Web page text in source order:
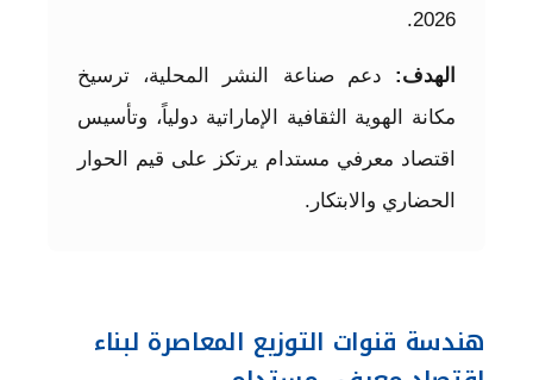
2026.
الهدف: دعم صناعة النشر المحلية، ترسيخ
مكانة الهوية الثقافية الإماراتية دولياً، وتأسيس
اقتصاد معرفي مستدام يرتكز على قيم الحوار
الحضاري والابتكار.
هندسة قنوات التوزيع المعاصرة لبناء